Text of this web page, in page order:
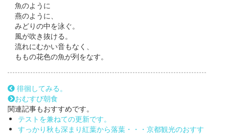
魚のように
燕のように、
みどりの中を泳ぐ。
風が吹き抜ける。
流れにむかい音もなく、
ももの花色の魚が列をなす。
徘徊してみる。
おむすび朝食
関連記事もおすすめです。
テストを兼ねての更新です。
すっかり秋も深まり紅葉から落葉・・・京都観光のおすす